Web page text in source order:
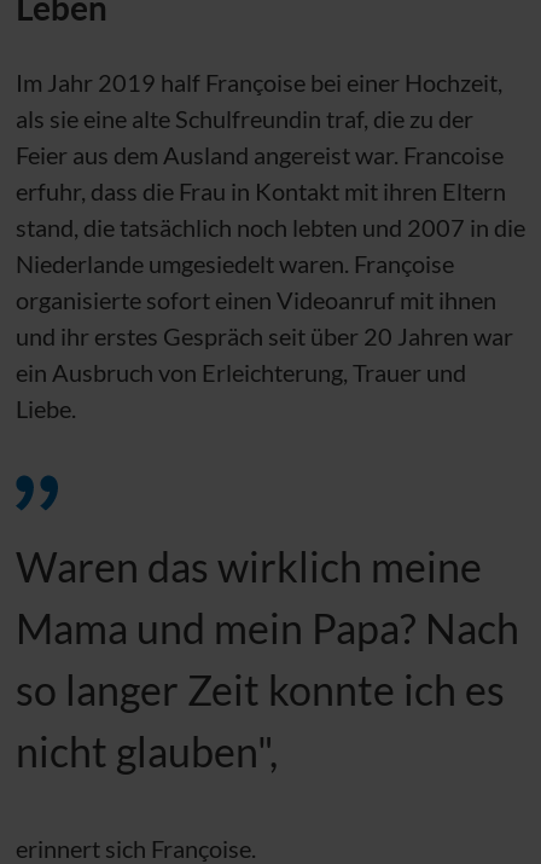
Im Jahr 2019 half Françoise bei einer Hochzeit,
als sie eine alte Schulfreundin traf, die zu der
Feier aus dem Ausland angereist war. Francoise
erfuhr, dass die Frau in Kontakt mit ihren Eltern
stand, die tatsächlich noch lebten und 2007 in die
Niederlande umgesiedelt waren. Françoise
organisierte sofort einen Videoanruf mit ihnen
und ihr erstes Gespräch seit über 20 Jahren war
ein Ausbruch von Erleichterung, Trauer und
Liebe.
Waren das wirklich meine
Mama und mein Papa? Nach
so langer Zeit konnte ich es
nicht glauben",
erinnert sich Françoise.